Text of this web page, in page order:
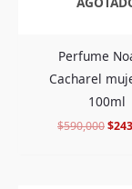
Perfume
Cacharel
100ml
$590,000$